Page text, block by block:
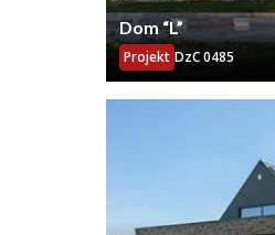
Dom “L”
Projekt DzC 0485